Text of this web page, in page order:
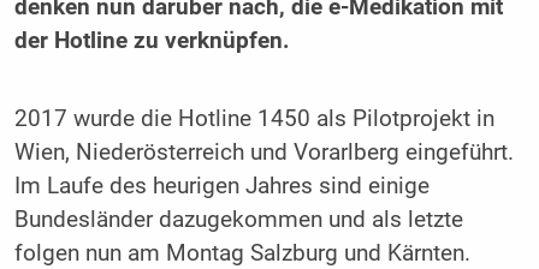
denken nun darüber nach, die e-Medikation mit
der Hotline zu verknüpfen.
2017 wurde die Hotline 1450 als Pilotprojekt in
Wien, Niederösterreich und Vorarlberg eingeführt.
Im Laufe des heurigen Jahres sind einige
Bundesländer dazugekommen und als letzte
folgen nun am Montag Salzburg und Kärnten.